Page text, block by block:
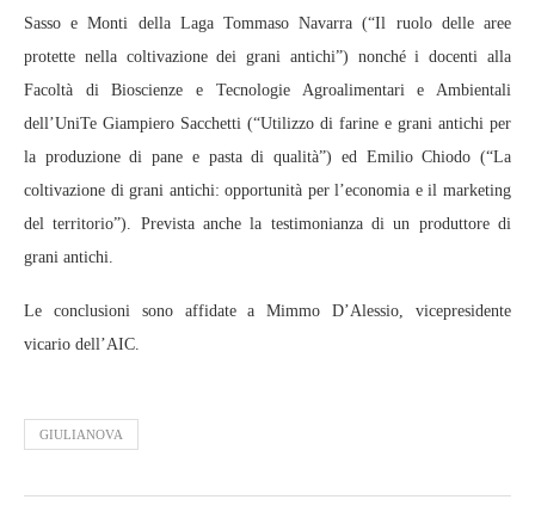
Sasso e Monti della Laga Tommaso Navarra (“Il ruolo delle aree
protette nella coltivazione dei grani antichi”) nonché i docenti alla
Facoltà di Bioscienze e Tecnologie Agroalimentari e Ambientali
dell’UniTe Giampiero Sacchetti (“Utilizzo di farine e grani antichi per
la produzione di pane e pasta di qualità”) ed Emilio Chiodo (“La
coltivazione di grani antichi: opportunità per l’economia e il marketing
del territorio”). Prevista anche la testimonianza di un produttore di
grani antichi.
Le conclusioni sono affidate a Mimmo D’Alessio, vicepresidente
vicario dell’AIC.
GIULIANOVA